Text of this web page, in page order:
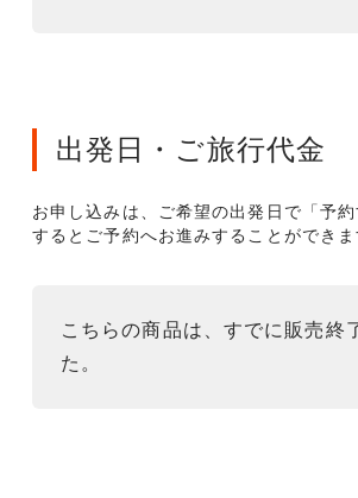
出発日・ご旅行代金
お申し込みは、ご希望の出発日で「予
するとご予約へお進みすることができま
こちらの商品は、すでに販売終
た。